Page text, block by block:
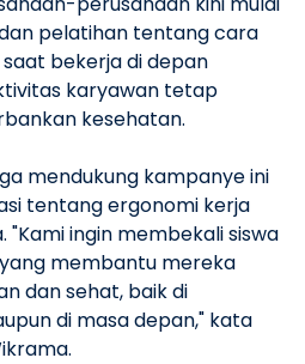
pelatihan tentang cara
bekerja di depan
karyawan tetap
kesehatan.
mendukung kampanye ini
tentang ergonomi kerja
"Kami ingin membekali siswa
membantu mereka
dan sehat, baik di
di masa depan," kata